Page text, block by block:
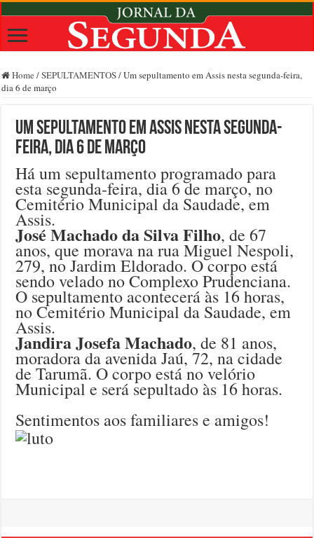
Home /SEPULTAMENTOS/Um sepultamento em Assis nesta segunda-feira,
dia 6 de março
Um sepultamento em Assis nesta segunda-
feira, dia 6 de março
Há um sepultamento programado para
esta segunda-feira, dia 6 de março, no
Cemitério Municipal da Saudade, em
Assis.
José Machado da Silva Filho, de 67
anos, que morava na rua Miguel Nespoli,
279, no Jardim Eldorado. O corpo está
sendo velado no Complexo Prudenciana.
O sepultamento acontecerá às 16 horas,
no Cemitério Municipal da Saudade, em
Assis.
Jandira Josefa Machado, de 81 anos,
moradora da avenida Jaú, 72, na cidade
de Tarumã. O corpo está no velório
Municipal e será sepultado às 16 horas.
Sentimentos aos familiares e amigos!